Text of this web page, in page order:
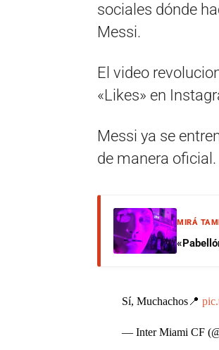
sociales dónde
Messi.
El video
«Likes» en
Messi ya se
de manera oficial.
MIRÁ
Sí, Muchachos📍
— Inter Miami CF